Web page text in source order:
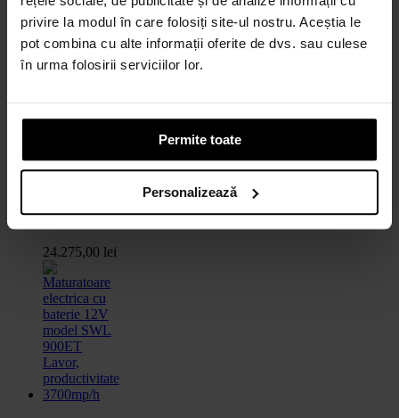
privire la modul în care folosiți site-ul nostru. Aceștia le
pot combina cu alte informații oferite de dvs. sau culese
în urma folosirii serviciilor lor.
Permite toate
Personalizează
Maturatoare
SWL
LAVOR...
24.275,00 lei